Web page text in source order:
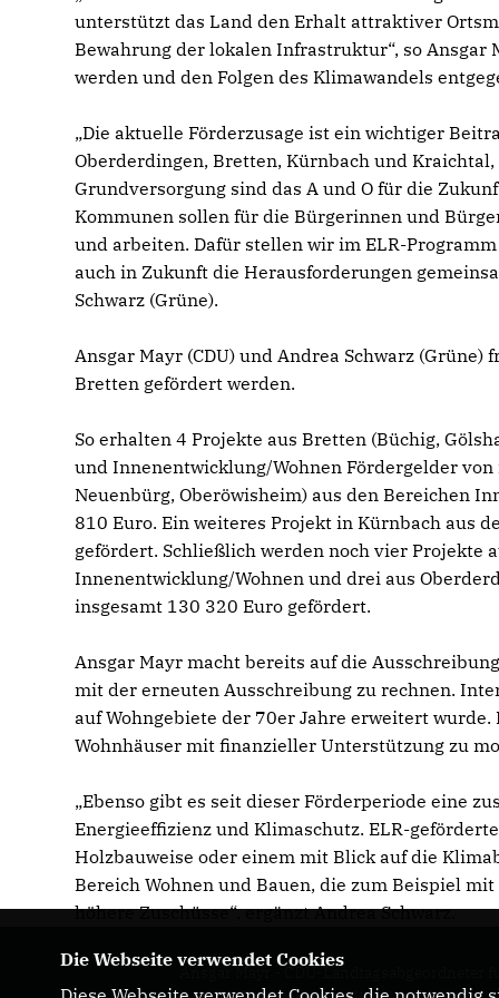
unterstützt das Land den Erhalt attraktiver
Bewahrung der lokalen Infrastruktur“, so
werden und den Folgen des Klimawandels
Die aktuelle Förderzusage ist ein wichtiger
Oberderdingen, Bretten, Kürnbach und
Grundversorgung sind das A und O für die
Kommunen sollen für die Bürgerinnen und
und arbeiten. Dafür stellen wir im ELR-
auch in Zukunft die Herausforderungen
Schwarz (Grüne).
Ansgar Mayr (CDU) und Andrea Schwarz
Bretten gefördert werden.
So erhalten 4 Projekte aus Bretten (Büchig,
und Innenentwicklung/Wohnen Fördergelder
Neuenbürg, Oberöwisheim) aus den Bereichen
810 Euro. Ein weiteres Projekt in Kürnbach aus
gefördert. Schließlich werden noch vier Projekte
Innenentwicklung/Wohnen und drei aus
insgesamt 130 320 Euro gefördert.
Ansgar Mayr macht bereits auf die
mit der erneuten Ausschreibung zu rechnen.
auf Wohngebiete der 70er Jahre erweitert
Wohnhäuser mit finanzieller Unterstützung zu
Ebenso gibt es seit dieser Förderperiode eine
Energieeffizienz und Klimaschutz. ELR-
Holzbauweise oder einem mit Blick auf die
Bereich Wohnen und Bauen, die zum Beispiel
höhere Zuschüsse“, ergänzt Andrea Schwarz.
Ansgar Mayr - CDU-Landtagsabgeordneter
Die Webseite verwendet Cookies